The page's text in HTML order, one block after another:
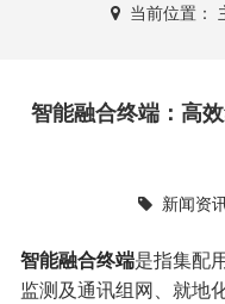
当前位置：
智能融合终端：高
新闻资
智能融合终端是指集配
监测及通讯组网、就地